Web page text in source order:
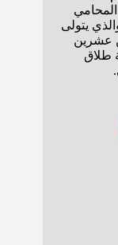
يتولى
عشرين
طلاق